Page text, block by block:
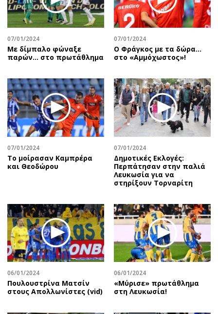
07/01/2024
Με δίμπαλο φώναξε
παρών… στο πρωτάθλημα
07/01/2024
Ο Φράγκος με τα δώρα…
στο «Αμμόχωστος»!
07/01/2024
Το μοίρασαν Καμπρέρα
και Θεοδώρου
07/01/2024
Δημοτικές Εκλογές:
Περπάτησαν στην παλιά
Λευκωσία για να
στηρίξουν Τορναρίτη
06/01/2024
Πουλουστρίνα Ματσίν
στους Απολλωνίστες (vid)
06/01/2024
«Μύρισε» πρωτάθλημα
στη Λευκωσία!